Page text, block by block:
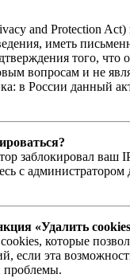
and Protection
иметь
того,
вопросам и не
в России данный
заблокировал ваш
с
«Удалить
которые
если эта
проблемы.